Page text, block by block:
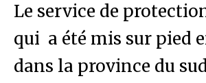
Le service de
qui a été mis sur pied
dans la province du